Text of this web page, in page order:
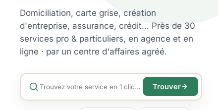
Domiciliation, carte grise, création
d'entreprise, assurance, crédit… Près de 30
services pro & particuliers, en agence et en
ligne · par un centre d'affaires agréé.
Trouver